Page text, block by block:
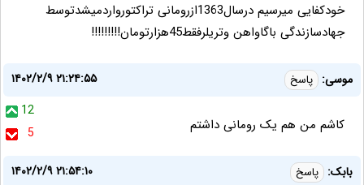
خودکفایی میرسیم درسال1363ازرومانی تراکتورواردمیشدتوسط
جهادسازندگی باگاواهن وتریلرفقط45هزارتومان!!!!!!!!!
موسی: پاسخ
۱۴۰۲/۲/۹ ۲۱:۲۴:۵۵
12
5
کاشم من هم یک رومانی داشتم
بابک: پاسخ
۱۴۰۲/۲/۹ ۲۱:۵۴:۱۰